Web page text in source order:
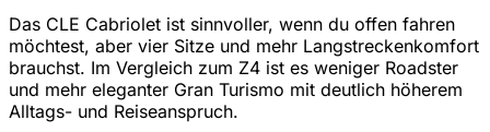
Das CLE Cabriolet ist sinnvoller, wenn du offen fahren
möchtest, aber vier Sitze und mehr Langstreckenkomfort
brauchst. Im Vergleich zum Z4 ist es weniger Roadster
und mehr eleganter Gran Turismo mit deutlich höherem
Alltags- und Reiseanspruch.